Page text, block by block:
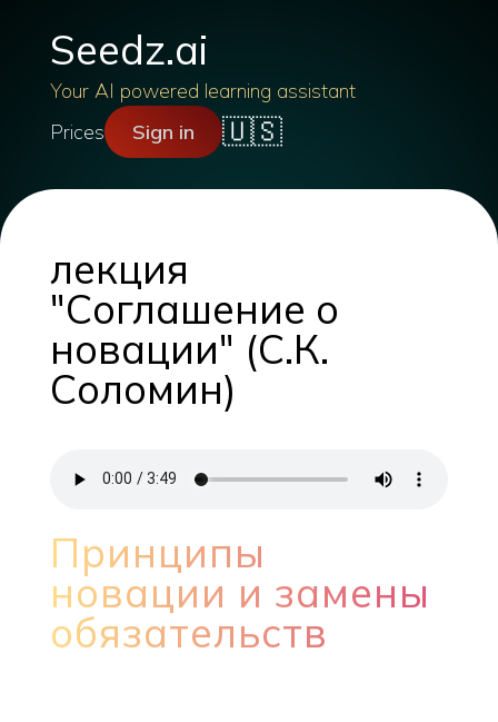
Seedz.ai
Your AI powered learning assistant
Prices
Sign in 🇺🇸
лекция
"Соглашение о
новации" (С.К.
Соломин)
Принципы
новации и замены
обязательств